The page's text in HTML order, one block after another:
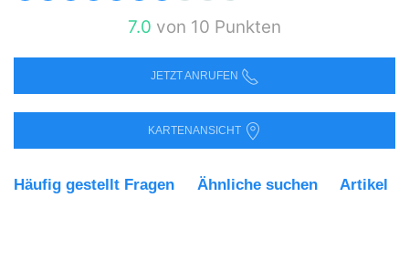
7.0 von 10 Punkten
JETZT ANRUFEN
KARTENANSICHT
Häufig gestellt Fragen Ähnliche suchen Artikel